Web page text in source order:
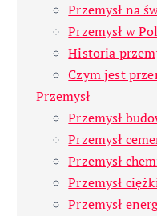
Przemysł na
Przemysł w
Historia
Czym jest
Przemysł
Przemysł
Przemysł
Przemysł
Przemysł
Przemysł